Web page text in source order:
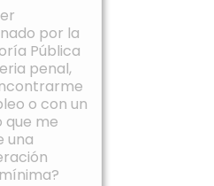
por la
Pública
penal,
o con un
que me
una